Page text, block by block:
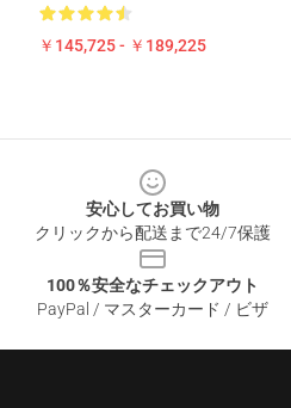
￥145,725 - ￥189,225
安心してお買い物
クリックから配送まで24/7保護
100％安全なチェックアウト
PayPal / マスターカード / ビザ